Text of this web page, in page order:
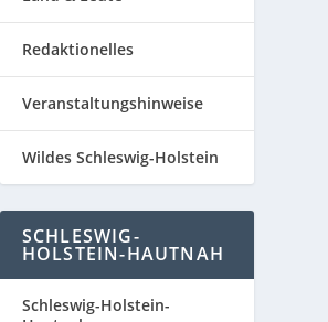
Redaktionelles
Veranstaltungshinweise
Wildes Schleswig-Holstein
SCHLESWIG-
HOLSTEIN-HAUTNAH
Schleswig-Holstein-